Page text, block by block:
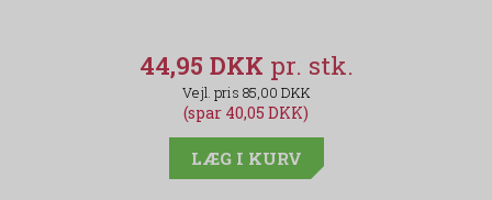
44,95 DKK
85,00 DKK
(spar 40,05 DKK)
LÆG I KURV